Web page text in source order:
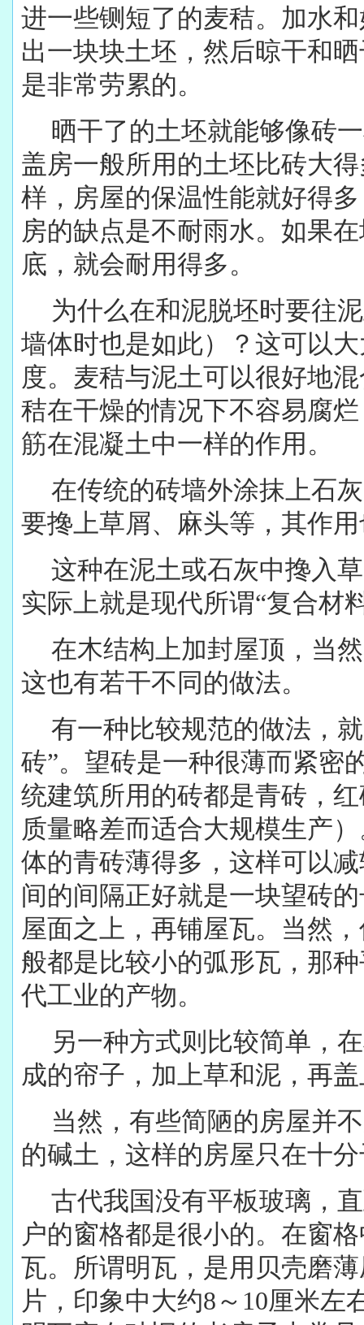
进一些铡短了的麦秸。加水
出一块块土坯，然后晾干和
是非常劳累的。
晒干了的土坯就能够像砖
盖房一般所用的土坯比砖大
样，房屋的保温性能就好得
房的缺点是不耐雨水。如果
底，就会耐用得多。
为什么在和泥脱坯时要往
墙体时也是如此）？这可以
度。麦秸与泥土可以很好地
秸在干燥的情况下不容易腐
筋在混凝土中一样的作用。
在传统的砖墙外涂抹上石
要搀上草屑、麻头等，其作
这种在泥土或石灰中搀入
实际上就是现代所谓“复合材
在木结构上加封屋顶，当
这也有若干不同的做法。
有一种比较规范的做法，
砖”。望砖是一种很薄而紧密
统建筑所用的砖都是青砖，
质量略差而适合大规模生产
体的青砖薄得多，这样可以
间的间隔正好就是一块望砖
屋面之上，再铺屋瓦。当然
般都是比较小的弧形瓦，那
代工业的产物。
另一种方式则比较简单，
成的帘子，加上草和泥，再
当然，有些简陋的房屋并
的碱土，这样的房屋只在十
古代我国没有平板玻璃，
户的窗格都是很小的。在窗
瓦。所谓明瓦，是用贝壳磨
片，印象中大约8～10厘米左